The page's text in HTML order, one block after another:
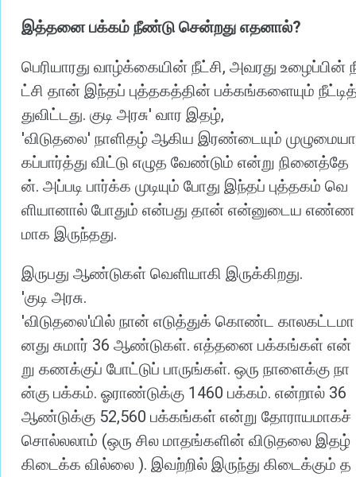
இத்தனை பக்கம் நீண்டு சென்றது எதனால்?
பெரியாரது வாழ்க்கையின் நீட்சி, அவரது உழைப்பின்
ட்சி தான் இந்தப் புத்தகத்தின் பக்கங்களையும்
துவிட்டது. குடி அரசு' வார இதழ்,
'விடுதலை' நாளிதழ் ஆகிய இரண்டையும் முழுமையா
கப்பார்த்து விட்டு எழுத வேண்டும் என்று நினைத்தே
ன். அப்படி பார்க்க முடியும் போது இந்தப் புத்தகம் வெ
ளியானால் போதும் என்பது தான் என்னுடைய எண்ண
மாக இருந்தது.
இருபது ஆண்டுகள் வெளியாகி இருக்கிறது.
'குடி அரசு.
'விடுதலை'யில் நான் எடுத்துக் கொண்ட காலகட்டமா
னது சுமார் 36 ஆண்டுகள். எத்தனை பக்கங்கள் என்
று கணக்குப் போட்டுப் பாருங்கள். ஒரு நாளைக்கு நா
ன்கு பக்கம். ஓராண்டுக்கு 1460 பக்கம். என்றால் 36
ஆண்டுக்கு 52,560 பக்கங்கள் என்று தோராயமாகச்
சொல்லலாம் (ஒரு சில மாதங்களின் விடுதலை இதழ்
கிடைக்க வில்லை ). இவற்றில் இருந்து கிடைக்கும் த